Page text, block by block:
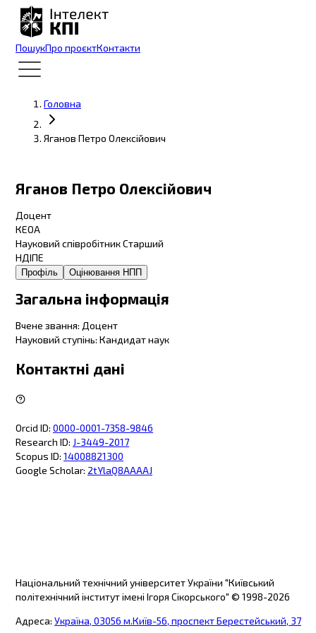
ПошукПро проєктКонтакти
Головна
Яганов Петро Олексійович
Яганов Петро Олексійович
Доцент
КЕОА
Науковий співробітник Старший
НДІПЕ
Профіль Оцінювання НПП
Загальна інформація
Вчене звання: Доцент
Науковий ступінь: Кандидат наук
Контактні дані
Orcid ID: 0000-0001-7358-9846
Research ID: J-3449-2017
Scopus ID: 14008821300
Google Scholar: 2tYlaQ8AAAAJ
Національний технічний університет України "Київський
політехнічний інститут імені Ігоря Сікорського" © 1998-2026
Адреса: Україна, 03056 м.Київ-56, проспект Берестейський, 37